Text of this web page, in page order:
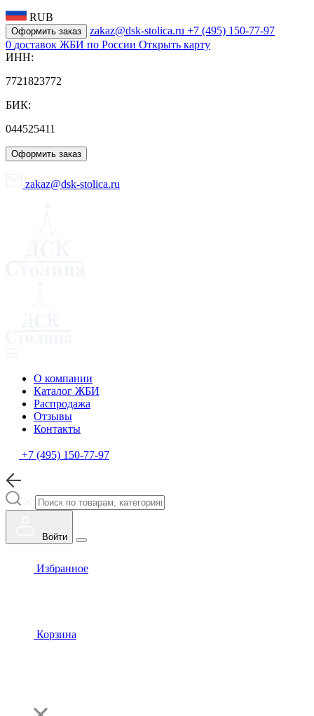
RUB
Оформить заказ zakaz@dsk-stolica.ru +7 (495) 150-77-97
0 доставок ЖБИ по России Открыть карту
ИНН:
7721823772
БИК:
044525411
Оформить заказ
zakaz@dsk-stolica.ru
О компании
Каталог ЖБИ
Распродажа
Отзывы
Контакты
+7 (495) 150-77-97
Войти
Избранное
Корзина